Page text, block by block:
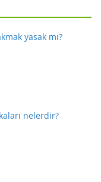
yasak mı?
nelerdir?